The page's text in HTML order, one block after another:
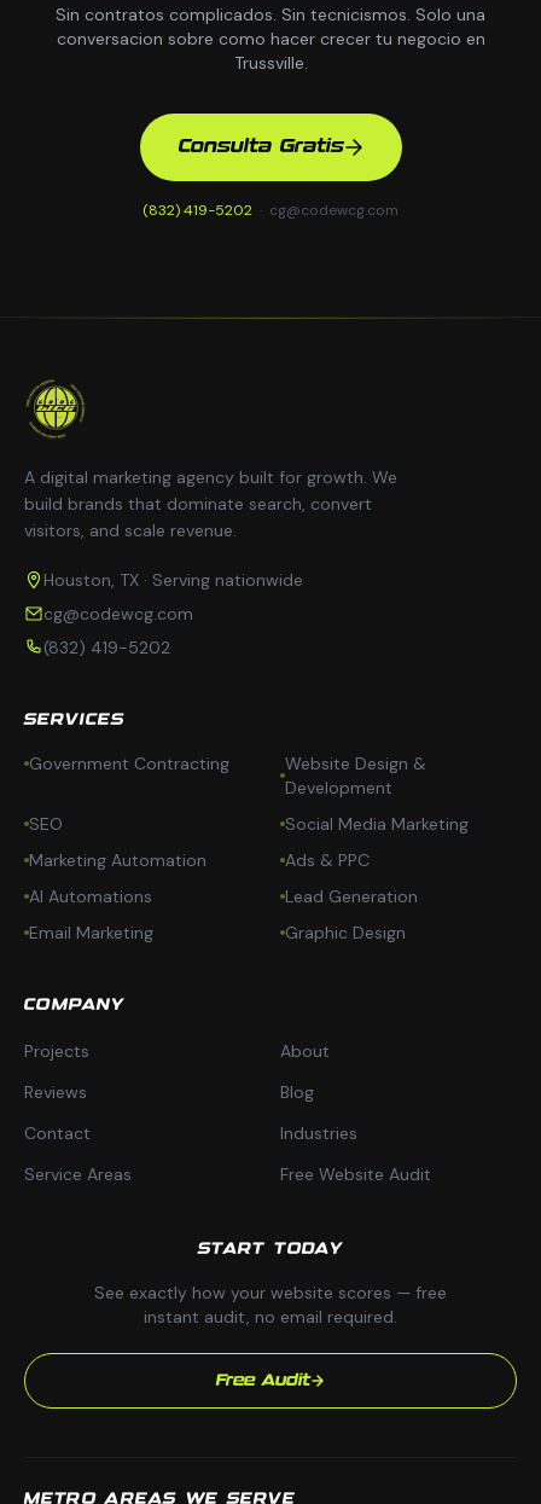
Sin contratos complicados. Sin tecnicismos. Solo una
conversacion sobre como hacer crecer tu negocio en
Trussville.
Consulta Gratis
(832) 419-5202 · cg@codewcg.com
A digital marketing agency built for growth. We
build brands that dominate search, convert
visitors, and scale revenue.
Houston, TX · Serving nationwide
cg@codewcg.com
(832) 419-5202
SERVICES
Government Contracting
Website Design &
Development
SEO
Social Media Marketing
Marketing Automation
Ads & PPC
AI Automations
Lead Generation
Email Marketing
Graphic Design
COMPANY
Projects
About
Reviews
Blog
Contact
Industries
Service Areas
Free Website Audit
START TODAY
See exactly how your website scores — free
instant audit, no email required.
Free Audit
METRO AREAS WE SERVE